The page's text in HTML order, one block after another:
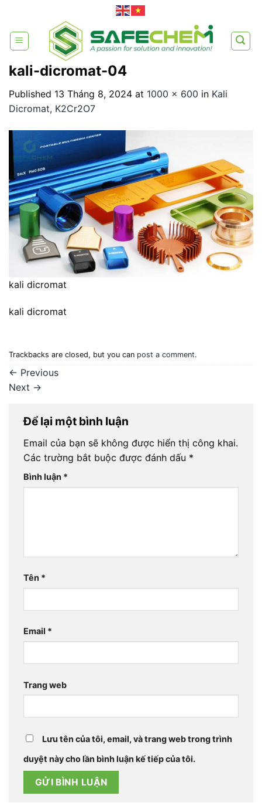
content
kali-dicromat-04
Published 13 Tháng 8, 2024 at 1000 × 600 in Kali
Dicromat, K2Cr2O7
kali dicromat
kali dicromat
Trackbacks are closed, but you can post a comment.
← Previous
Next →
Để lại một bình luận
Email của bạn sẽ không được hiển thị công khai.
Các trường bắt buộc được đánh dấu *
Bình luận *
Tên *
Email *
Trang web
Lưu tên của tôi, email, và trang web trong trình
duyệt này cho lần bình luận kế tiếp của tôi.